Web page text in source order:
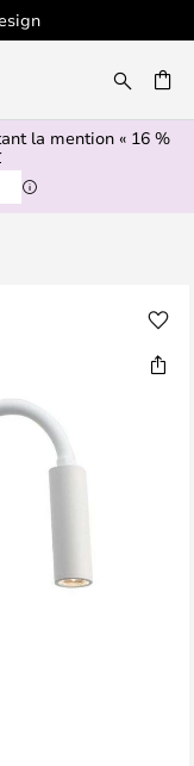
la mention « 16 %